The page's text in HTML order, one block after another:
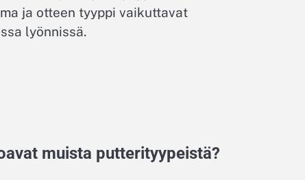
ja otteen tyyppi vaikuttavat
lyönnissä.
muista putterityypeistä?